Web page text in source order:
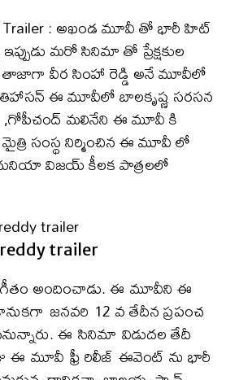
Trailer : అఖండ మూవీ తో భారీ హిట్
మరో సినిమా తో ప్రేక్షకుల
తాజాగా వీర సింహా రెడ్డి అనే మూవీలో
ఈ మూవీలో బాలకృష్ణ సరసన
మలినేని ఈ మూవీ కి
సంస్థ నిర్మించిన ఈ మూవీ లో
దునియా విజయ్ కీలక పాత్రలలో
trailer
అందించాడు. ఈ మూవీని ఈ
జనవరి 12 వ తేదీన ప్రపంచ
ఈ సినిమా విడుదల తేదీ
ఈ మూవీ ఫ్రీ రిలీజ్ ఈవెంట్ ను భారీ